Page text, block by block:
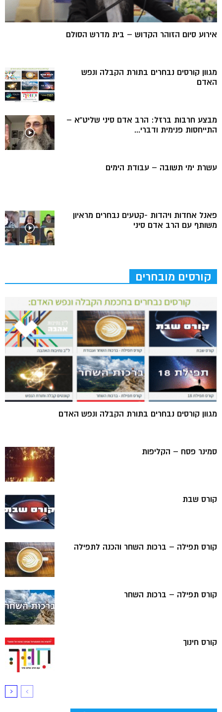
אירוע סיום הזוהר הקדוש – בית מדרש הסולם
מגוון קורסים נבחרים בתורת הקבלה ונפש
האדם
מבצע חרבות ברזל: הרב אדם סיני שליט”א –
התייחסות פנימית ודברי...
עשרת ימי תשובה – עבודת הימים
פאנל אחדות ויהדות -קטעים נבחרים מראיון
משותף עם הרב אדם סיני
קורסים מובחרים
מגוון קורסים נבחרים בתורת הקבלה ונפש האדם
סמינר פסח – הקליפות
קורס שבת
קורס תפילה – ברכות השחר והכנה לתפילה
קורס תפילה – ברכות השחר
קורס חינוך